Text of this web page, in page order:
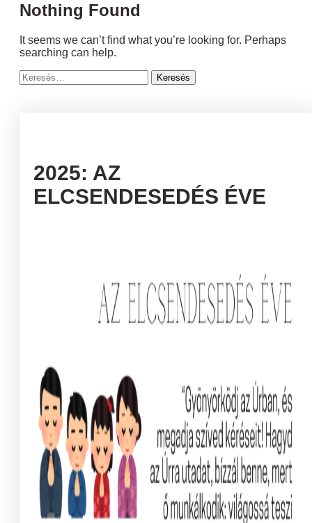
Nothing Found
It seems we can’t find what you’re looking for. Perhaps
searching can help.
Keresés:
2025: AZ
ELCSENDESEDÉS ÉVE